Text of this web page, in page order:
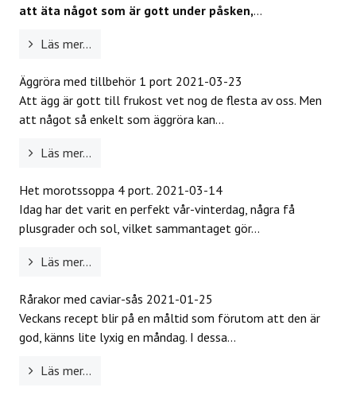
att äta något som är gott under påsken,...
Läs mer...
Äggröra med tillbehör 1 port 2021-03-23
Att ägg är gott till frukost vet nog de flesta av oss. Men
att något så enkelt som äggröra kan...
Läs mer...
Het morotssoppa 4 port. 2021-03-14
Idag har det varit en perfekt vår-vinterdag, några få
plusgrader och sol, vilket sammantaget gör...
Läs mer...
Rårakor med caviar-sås 2021-01-25
Veckans recept blir på en måltid som förutom att den är
god, känns lite lyxig en måndag. I dessa...
Läs mer...